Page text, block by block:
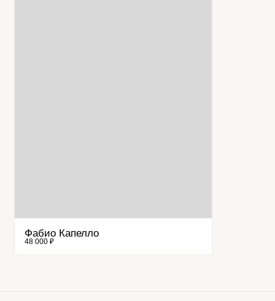
Фабио Капелло
48 000 ₽